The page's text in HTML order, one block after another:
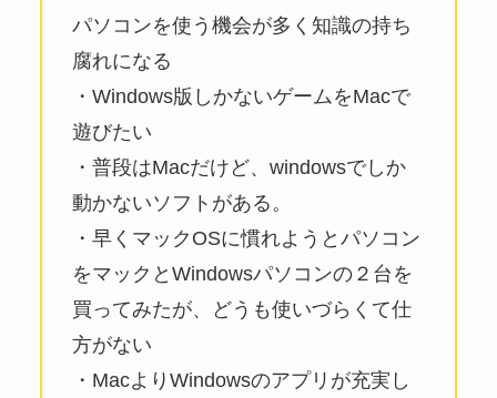
パソコンを使う機会が多く知識の持ち
腐れになる
・Windows版しかないゲームをMacで
遊びたい
・普段はMacだけど、windowsでしか
動かないソフトがある。
・早くマックOSに慣れようとパソコン
をマックとWindowsパソコンの２台を
買ってみたが、どうも使いづらくて仕
方がない
・MacよりWindowsのアプリが充実し